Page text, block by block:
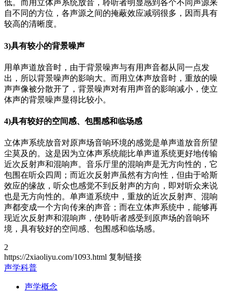
低。而用立体声系统放音，聆听者明显感到各个不同声源来
自不同的方位，各声源之间的掩蔽效应减弱很多，因而具有
较高的清晰度。
3)具有较小的背景噪声
用单声道放音时，由于背景噪声与有用声音都从同一点发
出，所以背景噪声的影响大。而用立体声放音时，重放的噪
声声像被分散开了，背景噪声对有用声音的影响减小，使立
体声的背景噪声显得比较小。
4)具有较好的空间感、包围感和临场感
立体声系统放音对原声场音响环境的感觉是单声道放音所望
尘莫及的。这是因为立体声系统能比单声道系统更好地传输
近次反射声和混响声。音乐厅里的混响声是无方向性的，它
包围在听众四周；而近次反射声虽然有方向性，但由于哈斯
效应的缘故，听众也感觉不到反射声的方向，即对听众来说
也是无方向性的。单声道系统中，重放的近次反射声、混响
声都变成一个方向传来的声音；而在立体声系统中，能够再
现近次反射声和混响声，使聆听者感受到原声场的音响环
境，具有较好的空间感、包围感和临场感。
2
https://2xiaoliyu.com/1093.html 复制链接
声学科普
声学概念